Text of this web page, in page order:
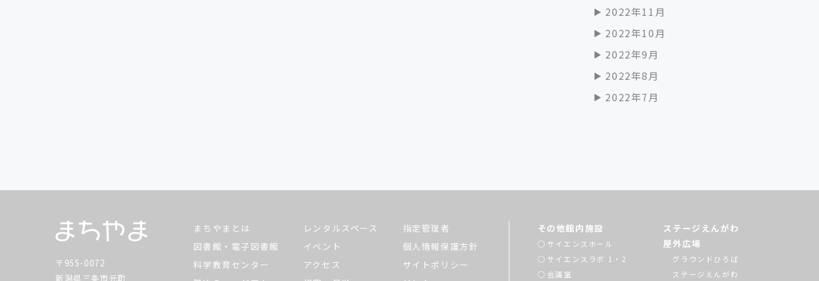
2022年11月
2022年10月
2022年9月
2022年8月
2022年7月
〒955-0072
新潟県三条市元町
まちやまとは
図書館・電子図書館
科学教育センター
レンタルスペース
イベント
アクセス
指定管理者
個人情報保護方針
サイトポリシー
その他館内施設
サイエンスホール
サイエンスラボ 1・2
会議室
ステージえんがわ
屋外広場
グラウンドひろば
ステージえんがわ